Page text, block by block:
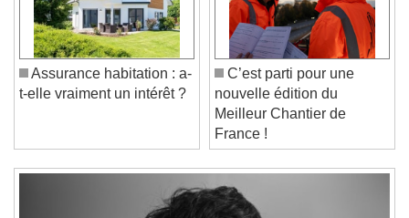
Video Player is loading.
Play Video
Play
Skip Backward
Skip Forward
Unmute
Current Time0:00
Loaded:0%
Stream TypeLIVE
Seek to live, currently behind live
Remaining Time-
Assurance habitation : a-
C’est parti pour une
nouvelle édition du
Meilleur Chantier de
France !